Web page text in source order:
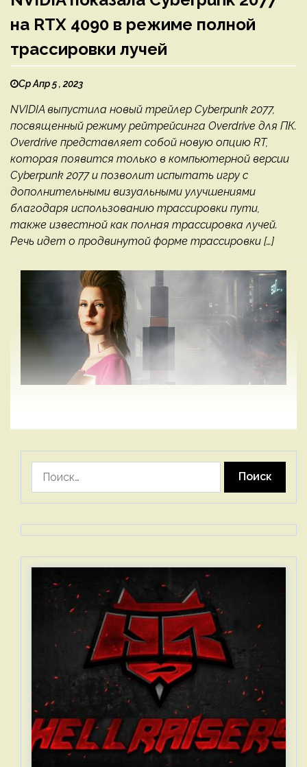
на RTX 4090 в режиме полной
трассировки лучей
Ср Апр 5 , 2023
NVIDIA выпустила новый трейлер Cyberpunk 2077,
посвященный режиму рейтрейсинга Overdrive для ПК.
Overdrive представляет собой новую опцию RT,
которая появится только в компьютерной версии
Cyberpunk 2077 и позволит испытать игру с
дополнительными визуальными улучшениями
благодаря использованию трассировки пути,
также известной как полная трассировка лучей.
Речь идет о продвинутой форме трассировки […]